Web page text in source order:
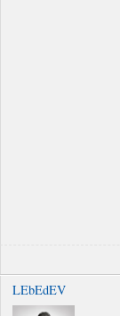
LEbEdEV